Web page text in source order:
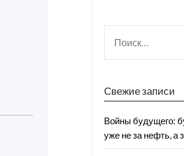
Свежие записи
Войны будущего:
уже не за нефть, а